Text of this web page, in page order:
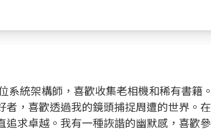
系統架構師，喜歡收集老相機和稀有書籍。
者，喜歡透過我的鏡頭捕捉周遭的世界。在
追求卓越。我有一種詼諧的幽默感，喜歡參